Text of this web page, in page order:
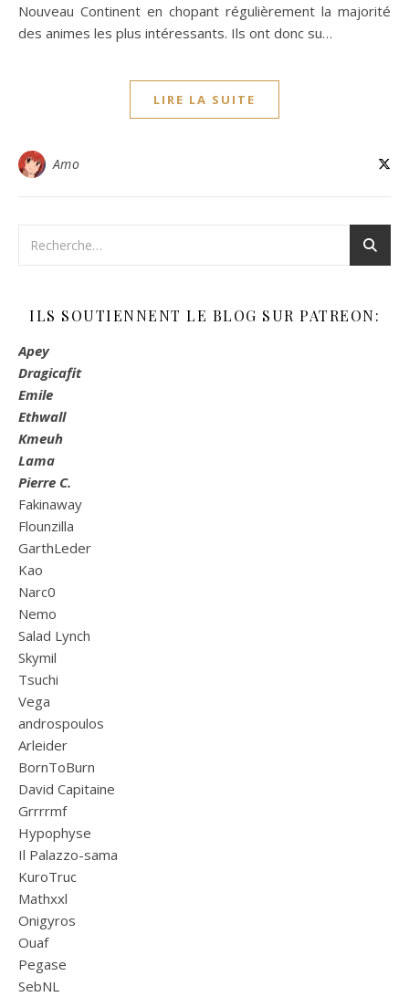
Nouveau Continent en chopant régulièrement la majorité
des animes les plus intéressants. Ils ont donc su…
LIRE LA SUITE
Amo
ILS SOUTIENNENT LE BLOG SUR PATREON:
Apey
Dragicafit
Emile
Ethwall
Kmeuh
Lama
Pierre C.
Fakinaway
Flounzilla
GarthLeder
Kao
Narc0
Nemo
Salad Lynch
Skymil
Tsuchi
Vega
androspoulos
Arleider
BornToBurn
David Capitaine
Grrrrmf
Hypophyse
Il Palazzo-sama
KuroTruc
Mathxxl
Onigyros
Ouaf
Pegase
SebNL